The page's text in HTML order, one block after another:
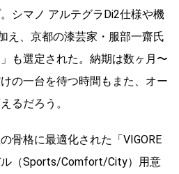
シマノ アルテグラDi2仕様や機
え、京都の漆芸家・服部一齋氏
も選定された。納期は数ヶ月〜
の一台を待つ時間もまた、オー
るだろう。
骨格に最適化された「VIGORE
（Sports/Comfort/City）用意